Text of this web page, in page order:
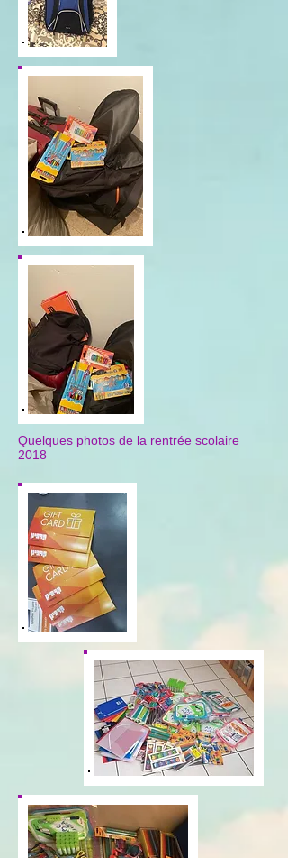
Quelques photos de la rentrée scolaire
2018